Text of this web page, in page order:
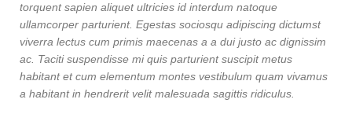
torquent sapien aliquet ultricies id interdum natoque
ullamcorper parturient. Egestas sociosqu adipiscing dictumst
viverra lectus cum primis maecenas a a dui justo ac dignissim
ac. Taciti suspendisse mi quis parturient suscipit metus
habitant et cum elementum montes vestibulum quam vivamus
a habitant in hendrerit velit malesuada sagittis ridiculus.